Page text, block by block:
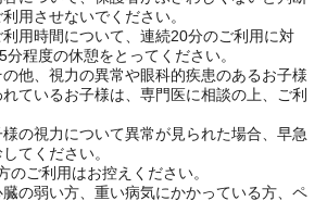
用させないでください。
用時間について、連続20分のご利用に対
分程度の休憩をとってください。
他、視力の異常や眼科的疾患のあるお子様
ているお子様は、専門医に相談の上、ご利
の視力について異常が見られた場合、早急
てください。
のご利用はお控えください。
の弱い方、重い病気にかかっている方、ペ